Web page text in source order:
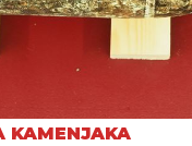
KAMENJAKA